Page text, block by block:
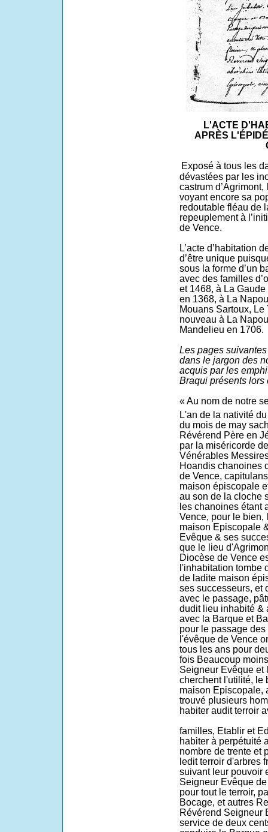
L'ACTE
APRÈS
Exposé à tous les
dévastées par les
castrum
voyant encore sa
redoutable fléau de
repeuplement à
de Vence.
L’acte d’habitation
d’être unique
sous la forme d’un
avec des familles
et 1468, à La
en 1368, à La
Mouans Sartoux,
nouveau à La
Mandelieu en 1706.
Les pages
dans le jargon des
acquis par les
Braqui présents lors
« Au nom de notre
L'an de la nativité
du mois de may
Révérend Père en
par la miséricorde
Vénérables
Hoandis chanoines
de Vence,
maison épiscopale
au son de la cloche
les chanoines étant
Vence, pour le bien,
maison Episcopale
Evêque & ses
que le lieu
Diocèse de Vence
l'inhabitation tombe
de ladite maison
ses successeurs, et
avec le passage,
dudit lieu inhabité &
avec la Barque et
pour le passage
l'évêque de Vence
tous les ans pour
fois Beaucoup
Seigneur Evêque et
cherchent l'utilité, le
maison Episcopale,
trouvé plusieurs
habiter audit terroir
familles, Etablir et
habiter à perpétuité
nombre de trente et
ledit terroir d'arbres
suivant leur pouvoir
Seigneur Evêque
pour tout le terroir,
Bocage, et autres
Révérend Seigneur
service de deux